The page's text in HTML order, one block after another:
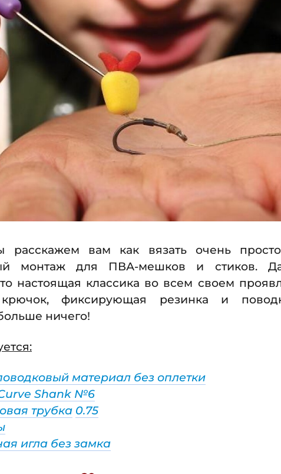
2
0
расскажем вам как вязать очень
монтаж для ПВА-мешков и стиков.
настоящая классика во всем своем
фиксирующая резинка и
ничего!
материал без оплетки
Shank №6
трубка 0.75
игла без замка